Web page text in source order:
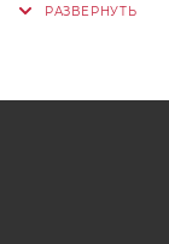
движении